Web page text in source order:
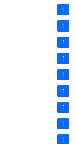
1
1
1
1
1
1
1
1
1